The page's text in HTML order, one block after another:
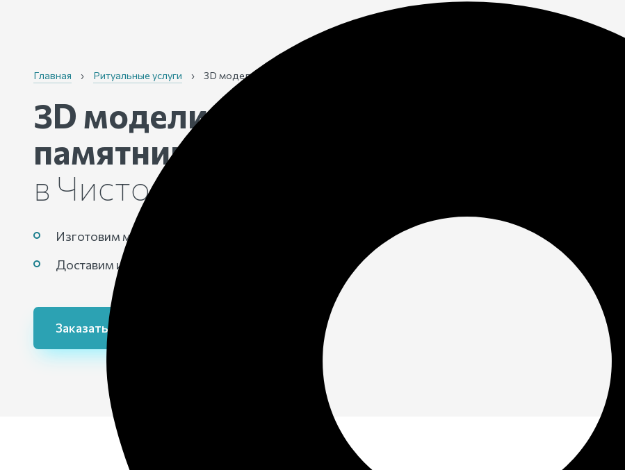
Главная › Ритуальные услуги › 3D моделирование
3D моделирование
памятников
в Чистополе
Изготовим макет любой сложности
Доставим и установим готовую конструкцию
Заказать 3D макет